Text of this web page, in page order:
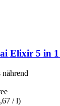
Elixir 5 in
nährend
/ l)